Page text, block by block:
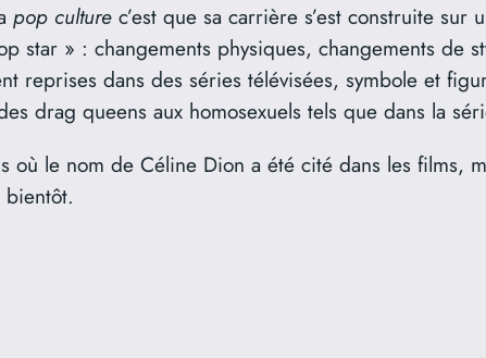
pop culture c’est que sa carrière s’est construite
star » : changements physiques, changements de
reprises dans des séries télévisées, symbole et
drag queens aux homosexuels tels que dans la
où le nom de Céline Dion a été cité dans les films,